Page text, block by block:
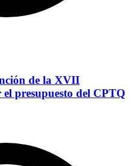
de la XVII
presupuesto del CPTQ